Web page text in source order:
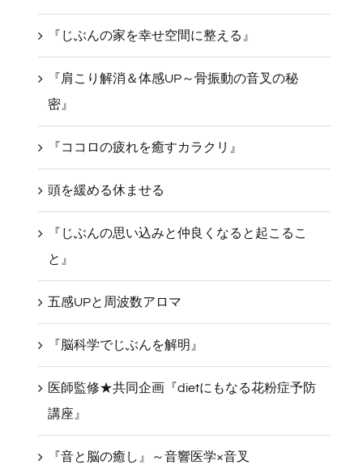
『じぶんの家を幸せ空間に整える』
『肩こり解消＆体感UP～骨振動の音叉の秘
密』
『ココロの疲れを癒すカラクリ』
頭を緩める休ませる
『じぶんの思い込みと仲良くなると起こるこ
と』
五感UPと周波数アロマ
『脳科学でじぶんを解明』
医師監修★共同企画『dietにもなる花粉症予防
講座』
『音と脳の癒し』～音響医学×音叉